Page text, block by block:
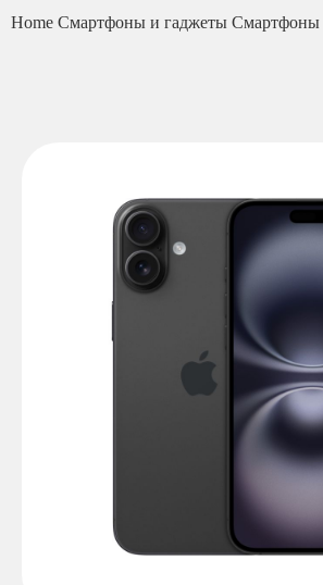
Home Смартфоны и гаджеты Смартфоны